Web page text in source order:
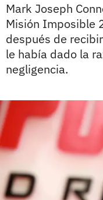
Mark Joseph
Misión Imposible
después de
le había dado la
negligencia.